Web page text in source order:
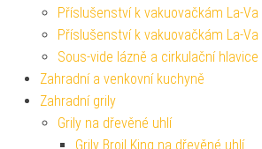
Příslušenství k vakuovačkám La-Va
Příslušenství k vakuovačkám La-Va
Sous-vide lázně a cirkulační hlavice
Zahradní a venkovní kuchyně
Zahradní grily
Grily na dřevěné uhlí
Grily Broil King na dřevěné uhlí